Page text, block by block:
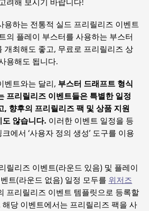
용하는 전통적 실드 프리릴리즈 이벤트
의 플레이 부스터를 사용하는 부스터
개최해도 좋고, 무료로 프리릴리즈 상
용해도 됩니다.
벤트와는 달리, 부스터 드래프트 형식
프리릴리즈 이벤트들은 특별한 일정
, 향후의 프리릴리즈 팩 및 상품 지원
않습니다. 이러한 이벤트 일정을 등
에서 ‘사용자 정의 생성’ 도구를 이용
릴리즈 이벤트(라운드 있음) 및 플레이
트(라운드 없음) 일정 모두를 위저즈
프리릴리즈 이벤트 템플릿으로 등록할
해당 이벤트에서는 프리릴리즈 팩을 사